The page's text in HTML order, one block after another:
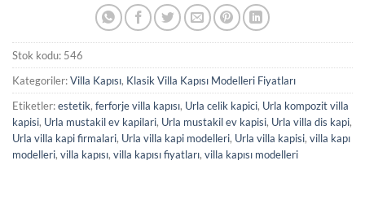
Stok kodu: 546
Kategoriler:Villa Kapısı, Klasik Villa Kapısı Modelleri Fiyatları
Etiketler:estetik, ferforje villa kapısı, Urla celik kapici, Urla kompozit villa
kapisi, Urla mustakil ev kapilari, Urla mustakil ev kapisi, Urla villa dis kapi,
Urla villa kapi firmalari, Urla villa kapi modelleri, Urla villa kapisi, villa kapı
modelleri, villa kapısı, villa kapısı fiyatları, villa kapısı modelleri